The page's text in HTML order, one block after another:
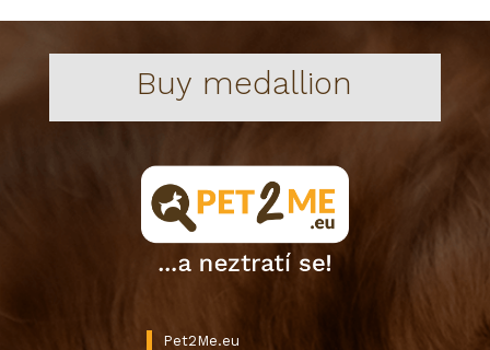
Buy medallion
Pet2Me.eu